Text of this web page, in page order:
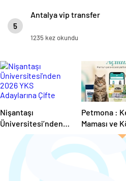
5
Antalya vip transfer
1235 kez okundu
Nişantaşı
Üniversitesi’nden
2026 YKS
Adaylarına Çifte
Güvence: Sabit
Ücret ve Kesintisiz
Petmona :
Maması ve
Maması İle
Evcil Hayvan
Ürünleri